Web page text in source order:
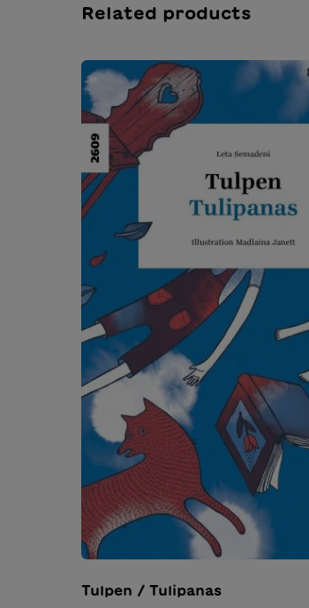
Salta la galleria dei prodotti
Related products
Tulpen / Tulipanas